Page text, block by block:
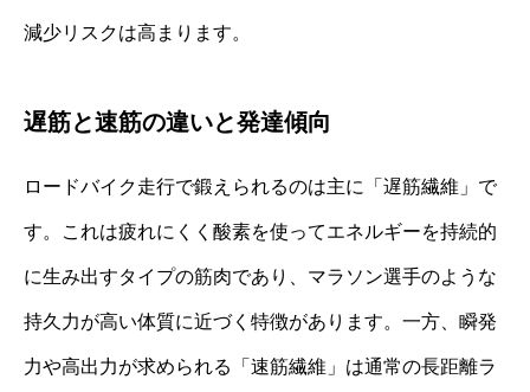
減少リスクは高まります。
遅筋と速筋の違いと発達傾向
ロードバイク走行で鍛えられるのは主に「遅筋繊維」で
す。これは疲れにくく酸素を使ってエネルギーを持続的
に生み出すタイプの筋肉であり、マラソン選手のような
持久力が高い体質に近づく特徴があります。一方、瞬発
力や高出力が求められる「速筋繊維」は通常の長距離ラ